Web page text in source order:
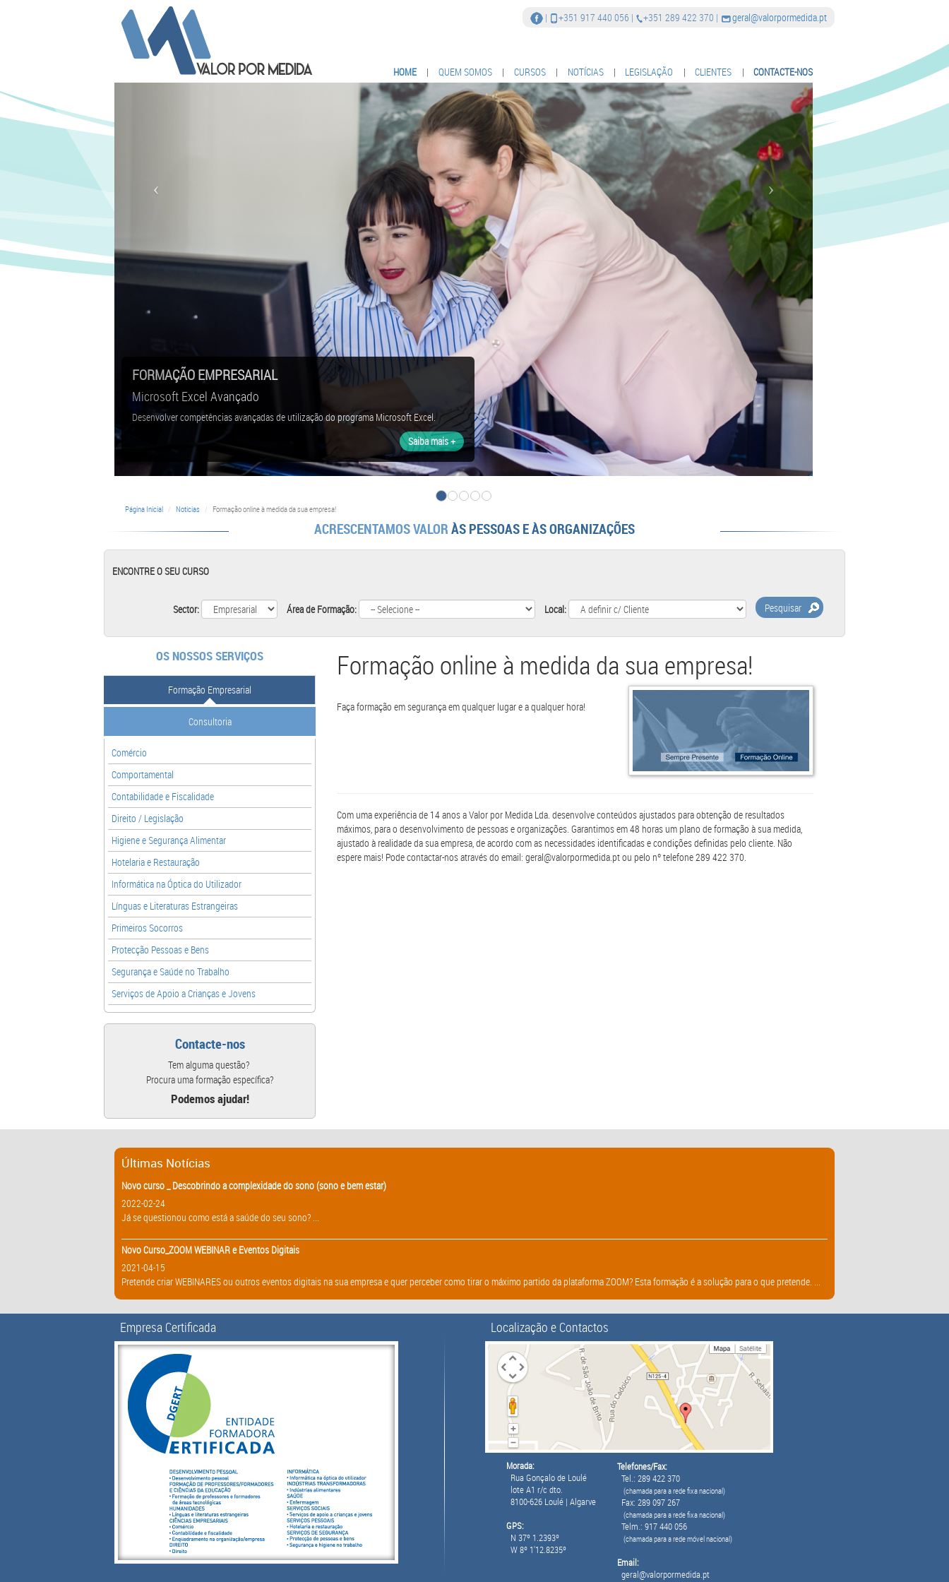
| +351 917 440 056 | +351 289 422 370 | geral@valorpormedida.pt
HOME | QUEM SOMOS | CURSOS | NOTÍCIAS | LEGISLAÇÃO | CLIENTES | CONTACTE-NOS
FORMAÇÃO EMPRESARIAL
Microsoft Excel Avançado
Desenvolver competências avançadas de utilização do programa Microsoft Excel.
Saiba mais +
Página Inicial Noticias Formação online à medida da sua empresa!
ACRESCENTAMOS VALORÀS PESSOAS E ÀS ORGANIZAÇÕES
ENCONTRE O SEU CURSO
Sector: Área de Formação: Local: Pesquisar
OS NOSSOS SERVIÇOS
Formação Empresarial
Consultoria
Comércio
Comportamental
Contabilidade e Fiscalidade
Direito / Legislação
Higiene e Segurança Alimentar
Hotelaria e Restauração
Informática na Óptica do Utilizador
Línguas e Literaturas Estrangeiras
Primeiros Socorros
Protecção Pessoas e Bens
Segurança e Saúde no Trabalho
Serviços de Apoio a Crianças e Jovens
Contacte-nos
Tem alguma questão?
Procura uma formação específica?
Podemos ajudar!
Formação online à medida da sua empresa!
Faça formação em segurança em qualquer lugar e a qualquer hora!
Com uma experiência de 14 anos a Valor por Medida Lda. desenvolve conteúdos ajustados para obtenção de resultados
máximos, para o desenvolvimento de pessoas e organizações. Garantimos em 48 horas um plano de formação à sua medida,
ajustado à realidade da sua empresa, de acordo com as necessidades identificadas e condições definidas pelo cliente. Não
espere mais! Pode contactar-nos através do email: geral@valorpormedida.pt ou pelo nº telefone 289 422 370.
Últimas Notícias
Novo curso _ Descobrindo a complexidade do sono (sono e bem estar)
2022-02-24
Já se questionou como está a saúde do seu sono? ...
Novo Curso_ZOOM WEBINAR e Eventos Digitais
2021-04-15
Pretende criar WEBINARES ou outros eventos digitais na sua empresa e quer perceber como tirar o máximo partido da plataforma ZOOM? Esta formação é a solução para o que pretende. ...
Empresa Certificada Localização e Contactos
Morada:
Rua Gonçalo de Loulé
lote A1 r/c dto.
8100-626 Loulé | Algarve
GPS:
N 37º 1.2393º
W 8º 1'12.8235º
Telefones/Fax:
Tel.: 289 422 370
(chamada para a rede fixa nacional)
Fax: 289 097 267
(chamada para a rede fixa nacional)
Telm.: 917 440 056
(chamada para a rede móvel nacional)
Email:
geral@valorpormedida.pt